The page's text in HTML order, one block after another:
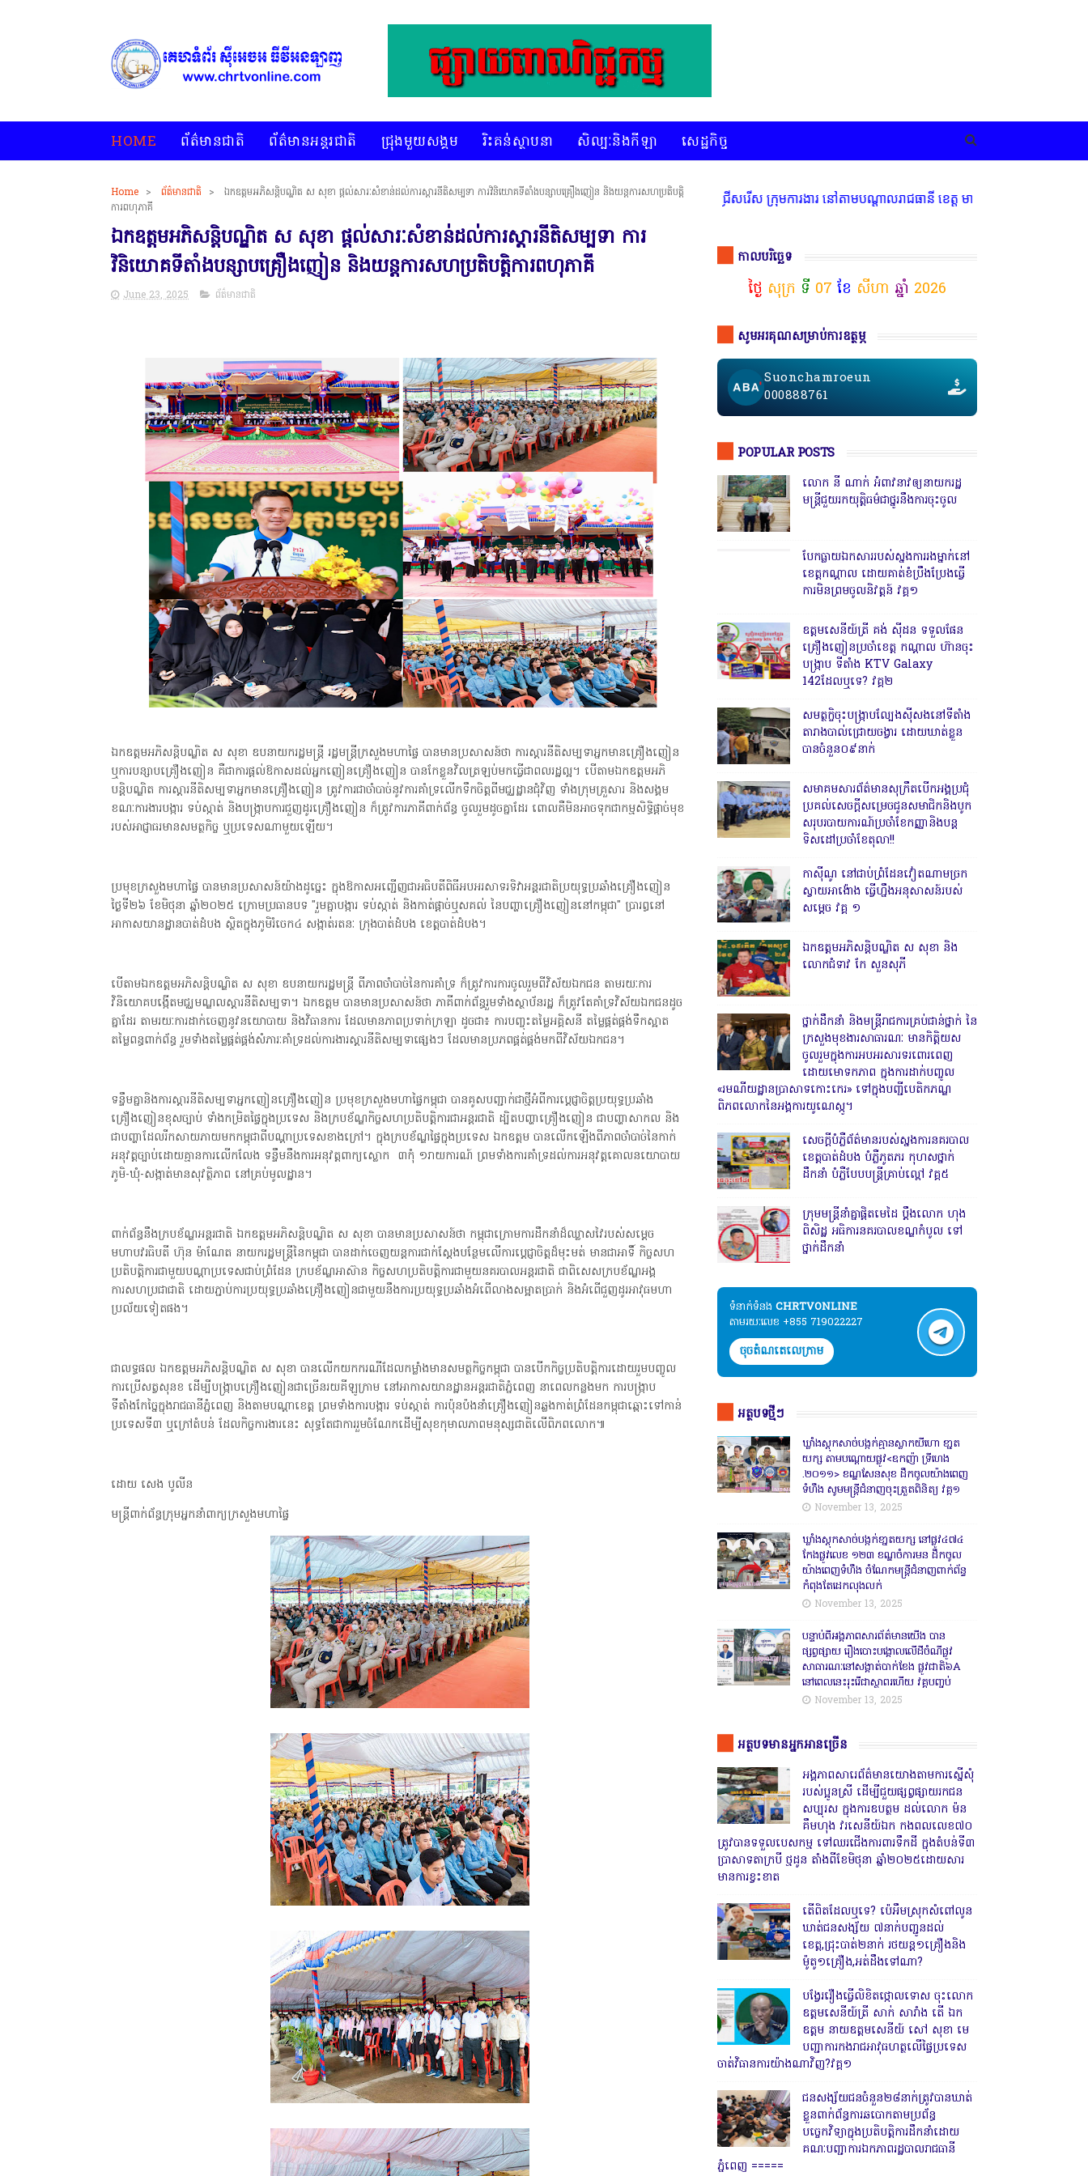
HOME ព័ត៌មានជាតិ ព័ត៌មានអន្តរជាតិ ជ្រុងមួយសង្គម រិះគន់ស្ថាបនា សិល្បៈនិងកីឡា សេដ្ឋកិច្ច
Home > ព័ត៌មានជាតិ >
ឯកឧត្តមអភិសន្តិបណ្ឌិត ស សុខា ផ្ដល់សារៈសំខាន់ដល់ការស្ដារនីតិសម្បទា ការវិនិយោគទីតាំងបន្សាបគ្រឿងញៀន និងយន្តការសហប្រតិបត្តិ
ការពហុភាគី
ឯកឧត្តមអភិសន្តិបណ្ឌិត ស សុខា ផ្ដល់សារៈសំខាន់ដល់ការស្ដារនីតិសម្បទា ការ
វិនិយោគទីតាំងបន្សាបគ្រឿងញៀន និងយន្តការសហប្រតិបត្តិការពហុភាគី
June 23, 2025 ព័ត៌មានជាតិ
ឯកឧត្តមអភិសន្តិបណ្ឌិត ស សុខា ឧបនាយករដ្ឋមន្ត្រី រដ្ឋមន្ត្រីក្រសួងមហាផ្ទៃ បានមានប្រសាសន៍ថា ការស្តារនីតិសម្បទាអ្នកមានគ្រឿងញៀន
ឬការបន្សាបគ្រឿងញៀន គឺជាការផ្តល់ឱកាសដល់អ្នកញៀនគ្រឿងញៀន បានកែខ្លួនវិលត្រឡប់មកធ្វើជាពលរដ្ឋល្អ។ បើតាមឯកឧត្តមអភិ
បន្តិបណ្ឌិត ការស្ដារនីតិសម្បទាអ្នកមានគ្រឿងញៀន ត្រូវការជាចាំបាច់នូវការគាំទ្រលើកទឹកចិត្តពីមជ្ឈដ្ឋានជុំវិញ ទាំងក្រុមគ្រួសារ និងសង្គម
ខណៈការងារបង្ការ ទប់ស្កាត់ និងបង្ក្រាបការជួញដូរគ្រឿងញៀន ក៏ត្រូវការភាគីពាក់ព័ន្ធ ចូលរួមដូចគ្នាដែរ ពោលគឺមិនអាចទុកជាកម្មសិទ្ធិផ្ដាច់មុខ
របស់អាជ្ញាធរមានសមត្ថកិច្ច ឬប្រទេសណាមួយឡើយ។
ប្រមុខក្រសួងមហាផ្ទៃ បានមានប្រសាសន៍យ៉ាងដូច្នេះ ក្នុងឱកាសអញ្ជើញជាអធិបតីពិធីអបអរសាទរទិវាអន្តរជាតិប្រយុទ្ធប្រឆាំងគ្រឿងញៀន
ថ្ងៃទី២៦ ខែមិថុនា ឆ្នាំ២០២៥ ក្រោមប្រធានបទ "រួមគ្នាបង្ការ ទប់ស្កាត់ និងកាត់ផ្ដាច់ឬសគល់ នៃបញ្ហាគ្រឿងញៀននៅកម្ពុជា" ប្រារព្ធនៅ
អាកាសយានដ្ឋានបាត់ដំបង ស្ថិតក្នុងភូមិរំចេក៤ សង្កាត់រតនៈ ក្រុងបាត់ដំបង ខេត្តបាត់ដំបង។
បើតាមឯកឧត្តមអភិសន្តិបណ្ឌិត ស សុខា ឧបនាយករដ្ឋមន្ត្រី ពីភាពចាំបាច់នៃការគាំទ្រ ក៏ត្រូវការការចូលរួមពីវិស័យឯកជន តាមរយៈការ
វិនិយោគបង្កើតមជ្ឈមណ្ឌលស្ដារនីតិសម្បទា។ ឯកឧត្តម បានមានប្រសាសន៍ថា ភាគីពាក់ព័ន្ធរួមទាំងស្ថាប័នរដ្ឋ ក៏ត្រូវតែគាំទ្រវិស័យឯកជនដូច
គ្នាដែរ តាមរយៈការដាក់ចេញនូវនយោបាយ និងវិធានការ ដែលមានភាពប្រទាក់ក្រឡា ដូចជា៖ ការបញ្ចុះតម្លៃអគ្គិសនី តម្លៃផ្គត់ផ្គង់ទឹកស្អាត
តម្លៃពន្ធពាក់ព័ន្ធ រួមទាំងតម្លៃផ្គត់ផ្គង់សំភារៈគាំទ្រដល់ការងារស្ដារនីតិសម្បទាផ្សេងៗ ដែលមានប្រភពផ្គត់ផ្គង់មកពីវិស័យឯកជន។
ទន្ទឹមគ្នានិងការស្ដារនីតិសម្បទាអ្នកញៀនគ្រឿងញៀន ប្រមុខក្រសួងមហាផ្ទៃកម្ពុជា បានគូសបញ្ជាក់ជាថ្មីអំពីការប្ដេជ្ញាចិត្តប្រយុទ្ធប្រឆាំង
គ្រឿងញៀនខុសច្បាប់ ទាំងកម្រិតផ្ទៃក្នុងប្រទេស និងក្របខ័ណ្ឌកិច្ចសហប្រតិបត្តិការជាអន្តរជាតិ ដ្បិតបញ្ហាគ្រឿងញៀន ជាបញ្ហាសាកល និង
ជាបញ្ហាដែលរីកសាយភាយមកកម្ពុជាពីបណ្ដាប្រទេសខាងក្រៅ។ ក្នុងក្របខ័ណ្ឌផ្ទៃក្នុងប្រទេស ឯកឧត្តម បានលើកឡើងពីភាពចាំបាច់នៃកាក់
អនុវត្តច្បាប់ដោយគ្មានការលើកលែង ទន្ទឹមនឹងការអនុវត្តពាក្យស្លោក ៣កុំ ១រាយការណ៍ ព្រមទាំងការគាំទ្រដល់ការអនុវត្តគោលនយោបាយ
ភូមិ-ឃុំ-សង្កាត់មានសុវត្ថិភាព នៅគ្រប់មូលដ្ឋាន។
ពាក់ព័ន្ធនឹងក្របខ័ណ្ឌអន្តរជាតិ ឯកឧត្តមអភិសន្តិបណ្ឌិត ស សុខា បានមានប្រសាសន៍ថា កម្ពុជាក្រោមការដឹកនាំដ៏ឈ្លាសវៃរបស់សម្ដេច
មហាបវរធិបតី ហ៊ុន ម៉ាណែត នាយករដ្ឋមន្ត្រីនៃកម្ពុជា បានដាក់ចេញយន្តការជាក់ស្ដែងបន្ថែមលើការប្ដេជ្ញាចិត្តដ៏មុះមត់ មានជាអាទិ៍ កិច្ចសហ
ប្រតិបត្តិការជាមួយបណ្ដាប្រទេសជាប់ព្រំដែន ក្របខ័ណ្ឌអាស៊ាន កិច្ចសហប្រតិបត្តិការជាមួយនគរបាលអន្តរជាតិ ជាពិសេសក្របខ័ណ្ឌអង្គ
ការសហប្រជាជាតិ ដោយភ្ជាប់ការប្រយុទ្ធប្រឆាំងគ្រឿងញៀនជាមួយនឹងការប្រយុទ្ធប្រឆាំងអំពើលាងសម្អាតប្រាក់ និងអំពើជួញដូរអាវុធមហា
ប្រល័យទៀតផង។
ជាលទ្ធផល ឯកឧត្តមអភិសន្តិបណ្ឌិត ស សុខា បានលើកយកករណីដែលកម្លាំងមានសមត្ថកិច្ចកម្ពុជា បានបើកកិច្ចប្រតិបត្តិការដោយរួមបញ្ចូល
ការប្រើសត្វសុនខ ដើម្បីបង្ក្រាបគ្រឿងញៀនជាច្រើនរយគីឡូក្រាម នៅអាកាសយានដ្ឋានអន្តរជាតិភ្នំពេញ នាពេលកន្លងមក ការបង្ក្រាប
ទីតាំងកែច្នៃក្នុងរាជធានីភ្នំពេញ និងតាមបណ្ដាខេត្ត ព្រមទាំងការបង្ការ ទប់ស្កាត់ ការប៉ុនប៉ងនាំគ្រឿងញៀនឆ្លងកាត់ព្រំដែនកម្ពុជាឆ្ពោះទៅកាន់
ប្រទេសទី៣ ឬក្រៅតំបន់ ដែលកិច្ចការងារនេះ សុទ្ធតែជាការរួមចំណែកដើម្បីសុខកុមាលភាពមនុស្សជាតិលើពិភពលោក៕
ដោយ សេង បូលីន
មន្ត្រីពាក់ព័ន្ធក្រុមអ្នកនាំពាក្យក្រសួងមហាផៃ្ទ
* គេហទំព័រ ស៊ីអេចអធីវីអនឡាញ ជាព័ត៌មានពិត រហ័ស អព្យាក្រឹត និងរៀបចំ ជ្រើសរើស ក្រុមការងារ នៅតាមបណ្តាលរាជធានី ខេត្ត មានចំណាប់អារម្មណ៍ សូមទំនាក់ទំនងតាមរ
កាលបរិច្ឆេទ
ថ្ងៃ សុក្រ ទី 07 ខែ សីហា ឆ្នាំ 2026
សូមអរគុណសម្រាប់ការឧត្ថម្ភ
Suonchamroeun
000888761
POPULAR POSTS
លោក នី ណាក់ អំពាវនាវឲ្យនាយករដ្ឋ
មន្ត្រីជួយរកយុត្តិធម៌ជាថ្នូរនឹងការចុះចូល
បែកធ្លាយឯកសាររបស់ស្នងការរងម្នាក់នៅ
ខេត្តកណ្ដាល ដោយគាត់ខំប្រឹងប្រែងធ្វើ
ការមិនព្រមចូលនិវត្តន៍ វគ្គ១
ឧត្តមសេនីយ៍ត្រី គង់ ស៊ីដន ទទួលផែន
គ្រឿងញៀនប្រចាំខេត្ត កណ្តាល ហ៊ានចុះ
បង្ក្រាប ទីតាំង KTV Galaxy
142ដែលឬទេ? វគ្គ២
សមត្ថកិ្ចចុះបង្ក្រាបល្បែងស៊ីសងនៅទីតាំង
តារាងបាល់ជ្រោយចង្វារ ដោយឃាត់ខ្លួន
បានចំនួន០៩នាក់
សមាគមសារព័ត៌មានសុក្រឹតបើកអង្គប្រជុំ
ប្រគល់សេចក្តីសម្រេចជូនសមាជិកនិងបូក
សរុបរបាយការណ៍ប្រចាំខែកញ្ញានិងបន្ត
ទិសដៅប្រចាំខែតុលា!!
កាសុីណូ នៅជាប់ព្រំដែនវៀតណាមច្រក
ស្វាយអាង៉ោង ធ្វើហ្នឹងអនុសាសន៍របស់
សម្ដេច វគ្គ ១
ឯកឧត្តមអភិសន្តិបណ្ឌិត ស សុខា និង
លោកជំទាវ កែ សួនសុភី
ថ្នាក់ដឹកនាំ និងមន្ត្រីរាជការគ្រប់ជាន់ថ្នាក់ នៃ
ក្រសួងមុខងារសាធារណៈ មានកិត្តិយស
ចូលរួមក្នុងការអបអរសារទរពោរពេញ
ដោយមោទកភាព ក្នុងការដាក់បញ្ចូល
«រមណីយដ្ឋានប្រាសាទកោះកេរ» ទៅក្នុងបញ្ជីបេតិកភណ្ឌ
ពិភពលោកនៃអង្គការយូណេស្កូ។
សេចក្តីបំភ្លឺព័ត៌មានរបស់ស្នងការនគរបាល
ខេត្តបាត់ដំបង បំភ្លឺភូតភរ កុហសថ្នាក់
ដឹកនាំ បំភ្លឺបែបបន្ត្រីគ្រាប់ល្ពៅ វគ្គ៥
ក្រុមមន្ត្រីនាំគ្នាផ្ដិតមេដៃ ប្ដឹងលោក ហុង
ពិសិដ្ឋ អធិការនគរបាលខណ្ឌកំបូល ទៅ
ថ្នាក់ដឹកនាំ
ទំនាក់ទំនង​​ CHRTVONLINE
តាមរយៈលេខ +855 719022227
ចុចតំណតេលេក្រាម
អត្ថបទថ្មីៗ
ឃ្លាំងស្តុកសាច់បង្កក់គ្មានស្លាកយីហោ ខា្នត
យក្ស តាមបណ្តោយផ្លូវ<ឧកញ៉ា ទ្រីហេង
.២០១១> ខណ្ឌសែនសុខ ដឹកចូលយ៉ាងពេញ
ទំហឹង សូមមន្ត្រីជំនាញចុះត្រួតពិនិត្យ វគ្គ១
November 13, 2025
ឃ្លាំងស្តុកសាច់បង្កក់ខា្នតយក្ស នៅផ្លូវ៤៧៤
កែងផ្លូវលេខ ១២៣ ខណ្ឌចំការមន ដឹកចូល
យ៉ាងពេញទំហឹង ចំណែកមន្ត្រីជំនាញពាក់ព័ន្ធ
កំពុងតែដេកលុងលក់
November 13, 2025
បន្ទាប់ពីអង្គភាពសារព័ត៌មានយើង បាន
ផ្សព្វផ្សាយ រឿងបោះបង្គោលលើដីចំណីផ្លូវ
សាធារណៈនៅសង្គាត់បាក់ខែង ផ្លូវជាតិ៦A
នៅពេលនេះរុះរើជាស្ថាពរហើយ វគ្គបញ្ចប់
November 13, 2025
អត្ថបទមានអ្នកអានច្រើន
អង្គភាពសារេព័ត៌មានយោងតាមការស្នើសុំ
របស់ប្អូនស្រី ដើម្បីជួយផ្សព្វផ្សាយរកជន
សប្បុរស ក្នុងការឧបត្ថម ដល់លោក ម៉ន
គឹមហុង វរសេនីយ៍ឯក កងពលលេខ៧០
ត្រូវបានទទួលបេសកម្ម ទៅឈរជើងការពារទឹកដី ក្នុងតំបន់ទី៣
ប្រាសាទតាក្របី ថ្មដូន តាំងពីខែមិថុនា ឆ្នាំ២០២៥ដោយសារ
មានការខ្វះខាត
តើពិតដែលឬទេ? ប៉េអឹមស្រុកសំពៅលូន
ឃាត់ជនសង្ស័យ ៧នាក់បញ្ជូនដល់
ខេត្ត,ជ្រុះបាត់២នាក់ រថយន្ត១គ្រឿងនិង
ម៉ូតូ១គ្រឿង,អត់ដឹងទៅណា?
បង្វែររឿងធ្វើលិខិតថ្កោលទោស ចុះលោក
ឧត្តមសេនីយ៍ត្រី សាក់ សារាំង តើ ឯក
ឧត្តម នាយឧត្តមសេនីយ៍ សៅ សុខា មេ
បញ្ជាការកងរាជអាវុធហត្ថលើផ្ទៃប្រទេស
ចាត់វិធានការយ៉ាងណាវិញ?វគ្គ១
ជនសង្ស័យជនចំនួន២៨នាក់ត្រូវបានឃាត់
ខ្លួនពាក់ព័ន្ធការឆបោកតាមប្រព័ន្ធ
បច្ចេកវិទ្យាក្នុងប្រតិបត្តិការដឹកនាំដោយ
គណៈបញ្ជាការឯកភាពរដ្ឋបាលរាជធានី
ភ្នំពេញ ‎=====